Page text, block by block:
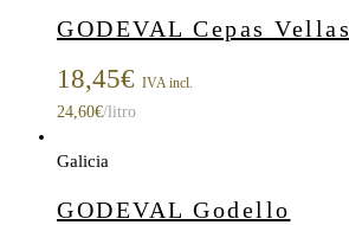
GODEVAL Cepas Vellas
18,45€ IVA incl.
24,60€/litro
Galicia
GODEVAL Godello